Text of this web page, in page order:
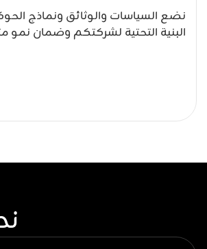
نضع السياسات والوثائق ونماذج
البنية التحتية لشركتكم وضمان نمو